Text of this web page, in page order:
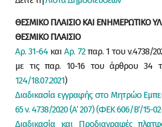
ΘΕΣΜΙΚΟ ΠΛΑΙΣΙΟ ΚΑΙ ΕΝΗΜΕΡΩΤΙΚΟ
ΘΕΣΜΙΚΟ ΠΛΑΙΣΙΟ
Αρ. 31-64 και Αρ. 72παρ. 1 του ν.4738/
με τις παρ. 10-16 του άρθρου 34
124/18.07.2021)
Διαδικασία εγγραφής στο Μητρώο
65 ν. 4738/2020 (Α’ 207) (ΦΕΚ 606/Β’/15-
Διαδικασία και Προδιαγραφές